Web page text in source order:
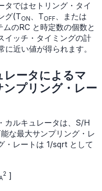
タではセトリング・タイ
グ(TON 、TOFF 、または
のRC と時定数の個数と
イッチ・タイミングの計
近い値が得られます。
ータによるマ
プリング・レー
カルキュレータは、S/H
な最大サンプリング・レ
・レートは 1/sqrt として
2 ]